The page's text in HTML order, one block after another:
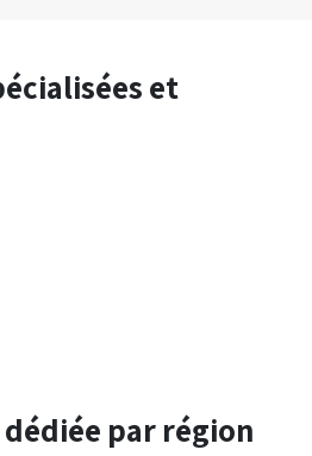
et
par région